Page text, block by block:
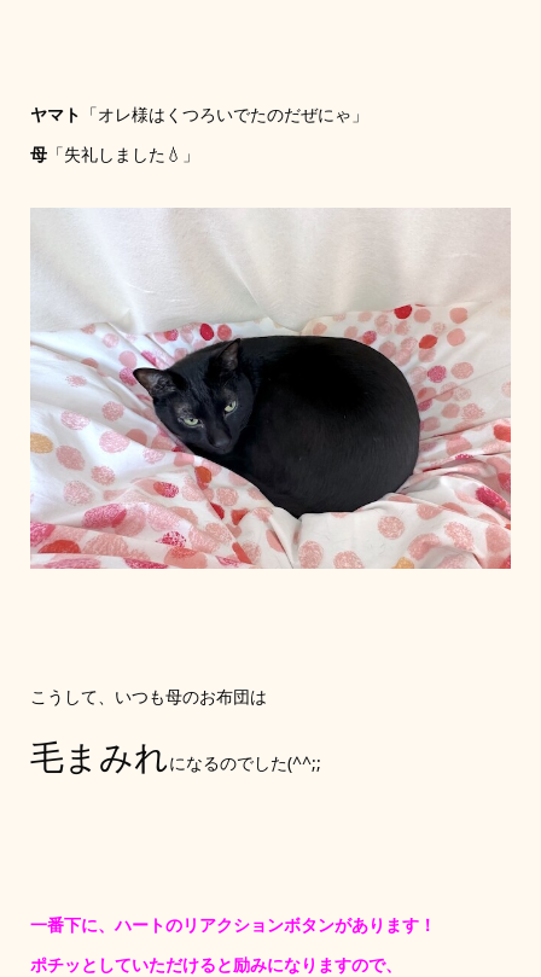
ヤマト 「オレ様はくつろいでたのだぜにゃ」
母「失礼しました💧」
こうして、いつも母のお布団は
毛まみれになるのでした(^^;;
一番下に、ハートのリアクションボタンがあります！
ポチッとしていただけると励みになりますので、